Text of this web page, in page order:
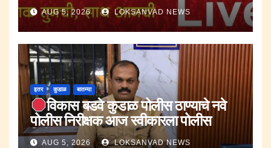
AUG 5, 2026 LOKSANVAD NEWS
इतर कुडाळ बातम्या
विकास बडवे कुडाळ पोलीस ठाण्याचे नवे
पोलीस निरीक्षक आज स्वीकारला पोलीस
निरीक्षक पदाचा पदभार..
AUG 5, 2026 LOKSANVAD NEWS